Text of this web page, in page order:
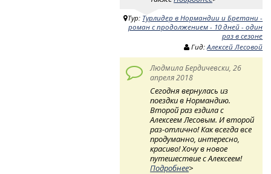
Тур: Турлидер в Нормандии и Бретани -
роман с продолжением - 10 дней - один
раз в сезоне
Гид:Алексей Лесовой
Людмила Бердичевски, 26
апреля 2018
Сегодня вернулась из
поездки в Нормандию.
Второй раз ездила с
Алексеем Лесовым. И второй
раз-отлично! Как всегда все
продуманно, интересно,
красиво! Хочу в новое
путешествие с Алексеем!
Подробнее>